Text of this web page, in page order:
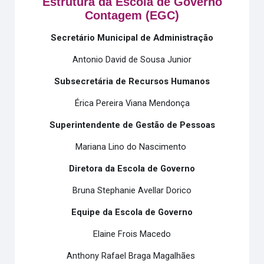
Contagem (EGC)
Secretário Municipal de Administração
Antonio David de Sousa Junior
Subsecretária de Recursos Humanos
Érica Pereira Viana Mendonça
Superintendente de Gestão de Pessoas
Mariana Lino do Nascimento
Diretora da Escola de Governo
Bruna Stephanie Avellar Dorico
Equipe da Escola de Governo
Elaine Frois Macedo
Anthony Rafael Braga Magalhães